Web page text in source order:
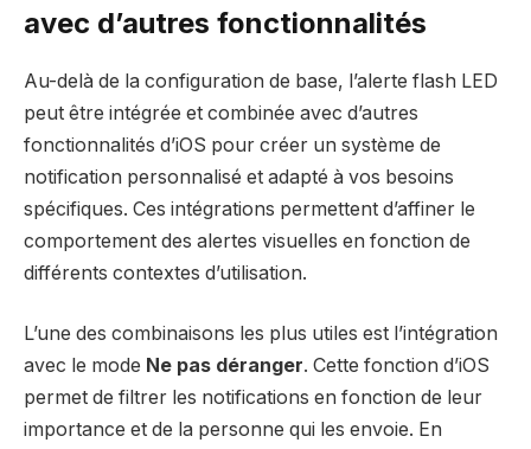
avec d’autres fonctionnalités
Au-delà de la configuration de base, l’alerte flash LED
peut être intégrée et combinée avec d’autres
fonctionnalités d’iOS pour créer un système de
notification personnalisé et adapté à vos besoins
spécifiques. Ces intégrations permettent d’affiner le
comportement des alertes visuelles en fonction de
différents contextes d’utilisation.
L’une des combinaisons les plus utiles est l’intégration
avec le mode Ne pas déranger. Cette fonction d’iOS
permet de filtrer les notifications en fonction de leur
importance et de la personne qui les envoie. En